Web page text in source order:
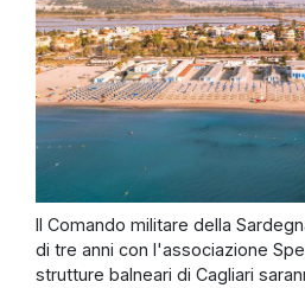
Il Comando militare della
di tre anni con l'associazione
strutture balneari di Cagliari